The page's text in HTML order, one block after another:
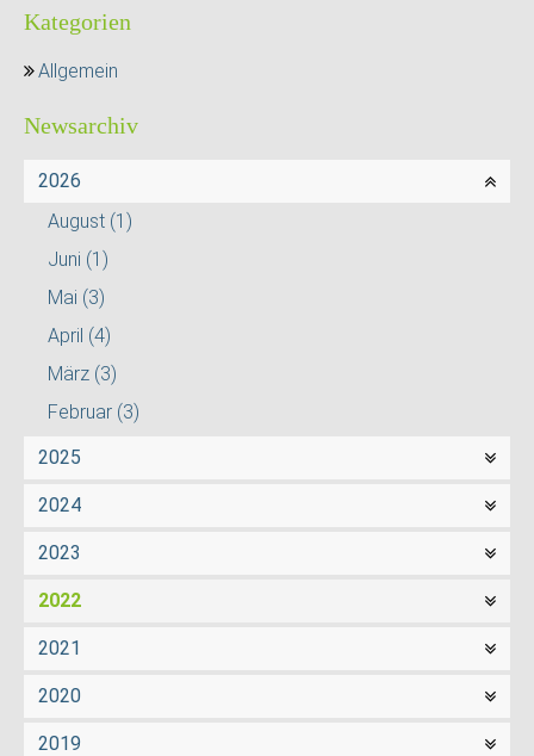
Kategorien
Allgemein
Newsarchiv
2026
August (1)
Juni (1)
Mai (3)
April (4)
März (3)
Februar (3)
2025
2024
2023
2022
2021
2020
2019